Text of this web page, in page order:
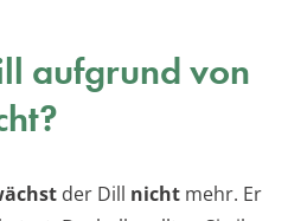
aufgrund von
der Dill nicht mehr. Er